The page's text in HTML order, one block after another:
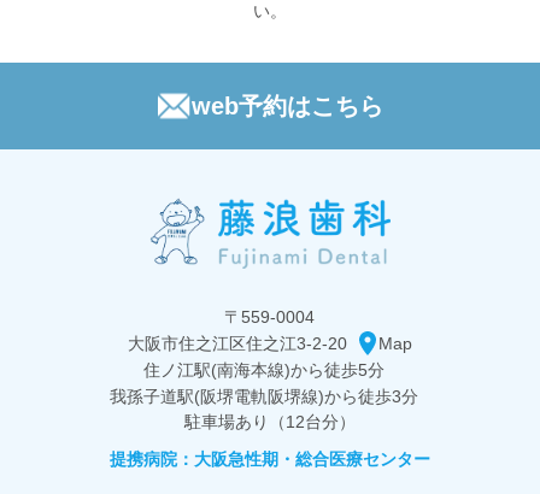
い。
web予約はこちら
〒559-0004
大阪市住之江区住之江3-2-20
Map
住ノ江駅(南海本線)から徒歩5分
我孫子道駅(阪堺電軌阪堺線)から徒歩3分
駐車場あり（12台分）
提携病院：大阪急性期・総合医療センター